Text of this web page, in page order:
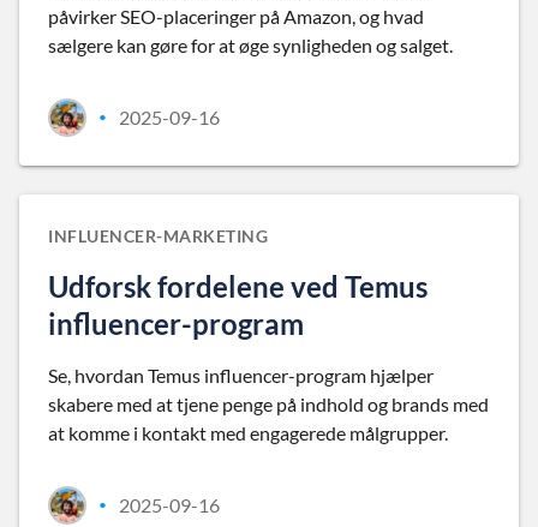
påvirker SEO-placeringer på Amazon, og hvad
sælgere kan gøre for at øge synligheden og salget.
• 2025-09-16
INFLUENCER-MARKETING
Udforsk fordelene ved Temus
influencer-program
Se, hvordan Temus influencer-program hjælper
skabere med at tjene penge på indhold og brands med
at komme i kontakt med engagerede målgrupper.
• 2025-09-16